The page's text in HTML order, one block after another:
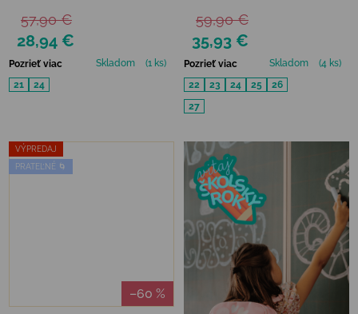
28,94 €
57,90 €
Pozrieť viac Skladom
(1 ks)
21
24
GOLD
35,93 €
59,90 €
Pozrieť viac Skladom
(4 ks)
22
23 24 25
26
27
VÝPREDAJ
PRATEĽNÉ 🌀
–60 %